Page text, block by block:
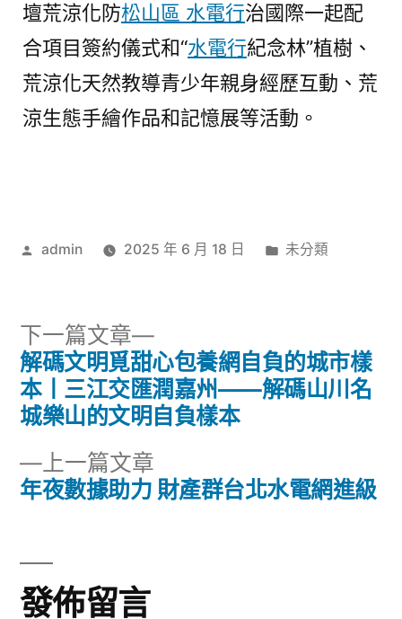
壇荒涼化防松山區 水電行治國際一起配
合項目簽約儀式和“水電行紀念林”植樹、
荒涼化天然教導青少年親身經歷互動、荒
涼生態手繪作品和記憶展等活動。
作
admin 2025 年 6 月 18 日
分
未分類
文
章
導
覽
上一篇文章
一
年夜數據助力 財產群台北水電網進級
下一篇文章
下
一
篇
文
解碼文明覓甜心包養網自負的城市樣
本丨三江交匯潤嘉州——解碼山川名
城樂山的文明自負樣本
發佈留言